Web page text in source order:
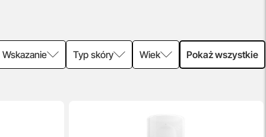
pielęgnacji w najlepszym wydaniu —
świadomie, z troską o Ciebie i Twoją
skórę.
Wskazanie Typ skóry Wiek Pokaż wszystkie